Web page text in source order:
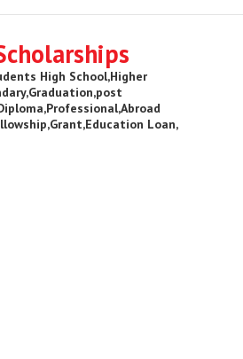
High School,Higher
Loan,